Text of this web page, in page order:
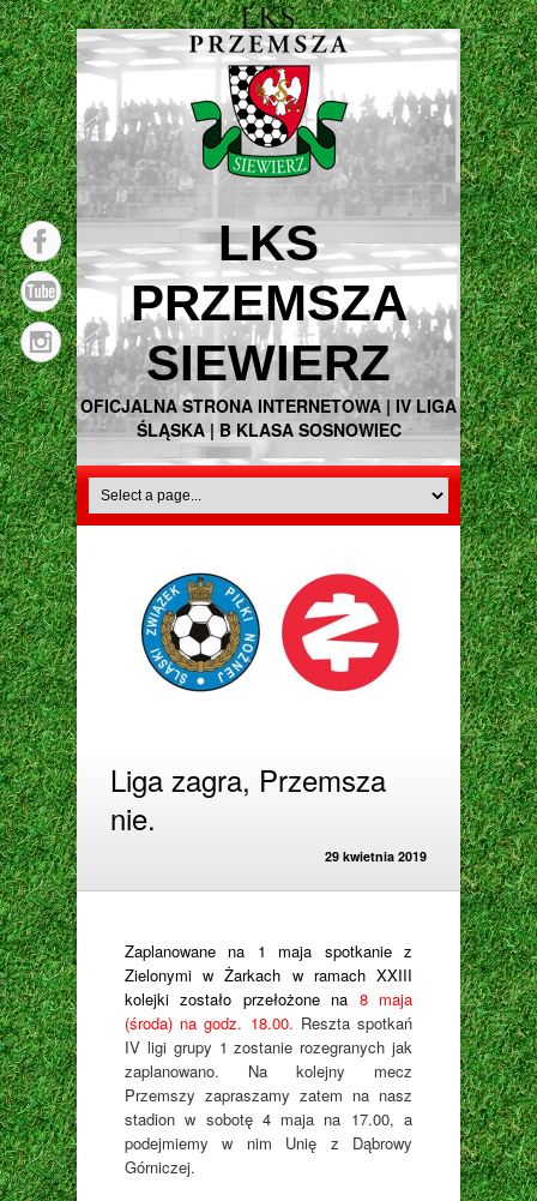
LKS
PRZEMSZA
SIEWIERZ
OFICJALNA STRONA INTERNETOWA | IV LIGA
ŚLĄSKA | B KLASA SOSNOWIEC
Liga zagra, Przemsza
nie.
29 kwietnia 2019
Zaplanowane na 1 maja spotkanie z
Zielonymi w Żarkach w ramach XXIII
kolejki zostało przełożone na 8 maja
(środa) na godz. 18.00. Reszta spotkań
IV ligi grupy 1 zostanie rozegranych jak
zaplanowano. Na kolejny mecz
Przemszy zapraszamy zatem na nasz
stadion w sobotę 4 maja na 17.00, a
podejmiemy w nim Unię z Dąbrowy
Górniczej.